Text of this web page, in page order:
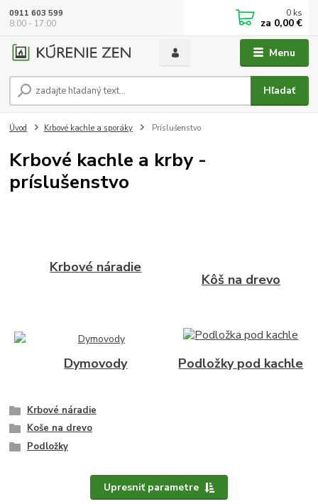
Menu
Hľadať
0911 603 599
8:00 - 17:00
0 ks
za 0,00 €
Úvod Krbové kachle a sporáky Príslušenstvo
Krbové kachle a krby -
príslušenstvo
Krbové náradie
Kôš na drevo
Dymovody Podložky pod kachle
Krbové náradie
Koše na drevo
Podložky
Upresniť parametre